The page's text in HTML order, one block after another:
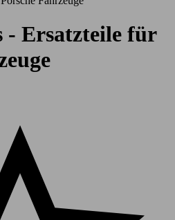
- Ersatzteile für